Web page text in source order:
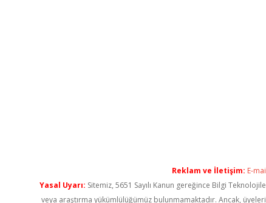
Reklam ve İletişim: E-
Yasal Uyarı: Sitemiz, 5651 Sayılı Kanun gereğince Bilgi
veya araştırma yükümlülüğümüz bulunmamaktadır. Ancak,